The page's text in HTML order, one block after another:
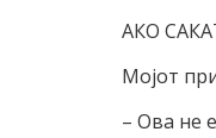
АКО
Мојот
– Ова не